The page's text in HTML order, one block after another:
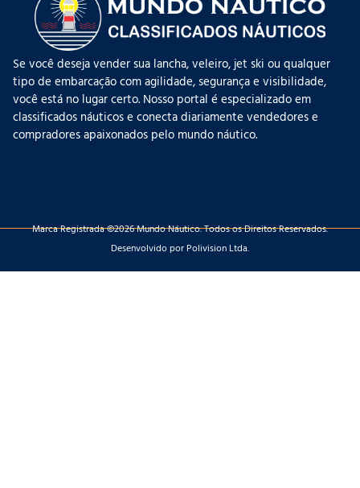
Se você deseja vender sua lancha, veleiro, jet ski ou qualquer
tipo de embarcação com agilidade, segurança e visibilidade,
você está no lugar certo. Nosso portal é especializado em
classificados náuticos e conecta diariamente vendedores e
compradores apaixonados pelo mundo náutico.
Marca Registrada ©2026 Mundo Náutico. Todos os Direitos Reservados.
Desenvolvido por Polivision Ltda.